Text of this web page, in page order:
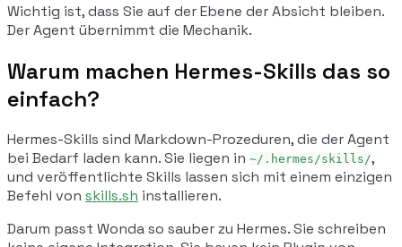
Wichtig ist, dass Sie auf der Ebene der Absicht bleiben.
Der Agent übernimmt die Mechanik.
Warum machen Hermes-Skills das so
einfach?
Hermes-Skills sind Markdown-Prozeduren, die der Agent
bei Bedarf laden kann. Sie liegen in ~/.hermes/skills/,
und veröffentlichte Skills lassen sich mit einem einzigen
Befehl von skills.sh installieren.
Darum passt Wonda so sauber zu Hermes. Sie schreiben